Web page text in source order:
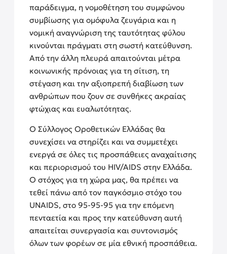
παράδειγμα, η νομοθέτηση του συμφώνου
συμβίωσης για ομόφυλα ζευγάρια και η
νομική αναγνώριση της ταυτότητας φύλου
κινούνται πράγματι στη σωστή κατεύθυνση.
Από την άλλη πλευρά απαιτούνται μέτρα
κοινωνικής πρόνοιας για τη σίτιση, τη
στέγαση και την αξιοπρεπή διαβίωση των
ανθρώπων που ζουν σε συνθήκες ακραίας
φτώχιας και ευαλωτότητας.
Ο Σύλλογος Οροθετικών Ελλάδας θα
συνεχίσει να στηρίζει και να συμμετέχει
ενεργά σε όλες τις προσπάθειες αναχαίτισης
και περιορισμού του HIV/AIDS στην Ελλάδα.
Ο στόχος για τη χώρα μας, θα πρέπει να
τεθεί πάνω από τον παγκόσμιο στόχο του
UNAIDS, στο 95-95-95 για την επόμενη
πενταετία και προς την κατεύθυνση αυτή
απαιτείται συνεργασία και συντονισμός
όλων των φορέων σε μία εθνική προσπάθεια.